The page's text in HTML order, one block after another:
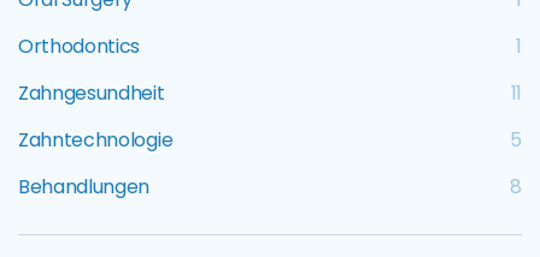
Orthodontics
1
Zahngesundheit
11
Zahntechnologie
5
Behandlungen
8